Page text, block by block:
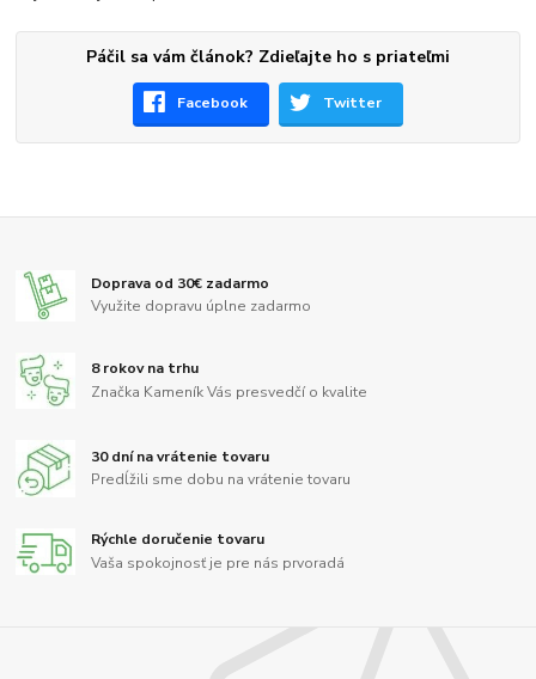
Páčil sa vám článok? Zdieľajte ho s priateľmi
Facebook Twitter
Doprava od 30€ zadarmo
Využite dopravu úplne zadarmo
8 rokov na trhu
Značka Kameník Vás presvedčí o kvalite
30 dní na vrátenie tovaru
Predĺžili sme dobu na vrátenie tovaru
Rýchle doručenie tovaru
Vaša spokojnosť je pre nás prvoradá